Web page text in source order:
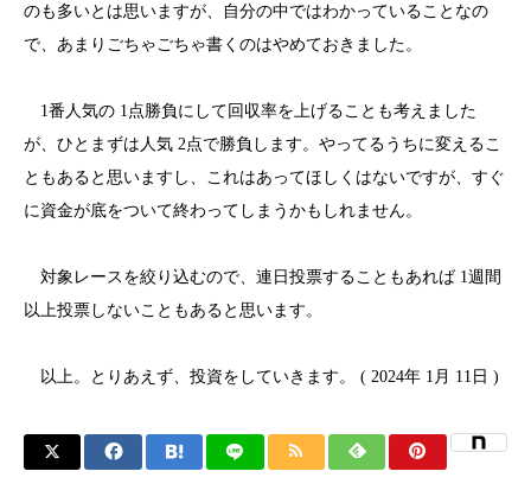
のも多いとは思いますが、自分の中ではわかっていることなの
で、あまりごちゃごちゃ書くのはやめておきました。
1番人気の 1点勝負にして回収率を上げることも考えました
が、ひとまずは人気 2点で勝負します。やってるうちに変えるこ
ともあると思いますし、これはあってほしくはないですが、すぐ
に資金が底をついて終わってしまうかもしれません。
対象レースを絞り込むので、連日投票することもあれば 1週間
以上投票しないこともあると思います。
以上。とりあえず、投資をしていきます。 ( 2024年 1月 11日 )